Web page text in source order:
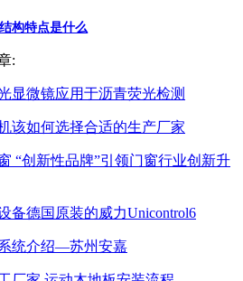
构特点是什么
:
显微镜应用于沥青荧光检测
该如何选择合适的生产厂家
“创新性品牌”引领门窗行业创新升
备德国原装的威力Unicontrol6
统介绍—苏州安嘉